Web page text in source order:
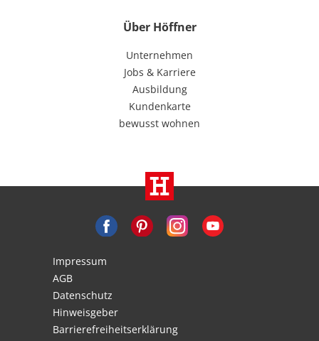
Über Höffner
Unternehmen
Jobs & Karriere
Ausbildung
Kundenkarte
bewusst wohnen
Impressum
AGB
Datenschutz
Hinweisgeber
Barrierefreiheitserklärung